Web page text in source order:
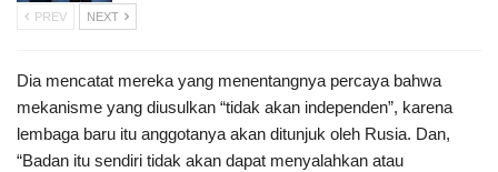
PREV NEXT
Dia mencatat mereka yang menentangnya percaya bahwa
mekanisme yang diusulkan “tidak akan independen”, karena
lembaga baru itu anggotanya akan ditunjuk oleh Rusia. Dan,
“Badan itu sendiri tidak akan dapat menyalahkan atau